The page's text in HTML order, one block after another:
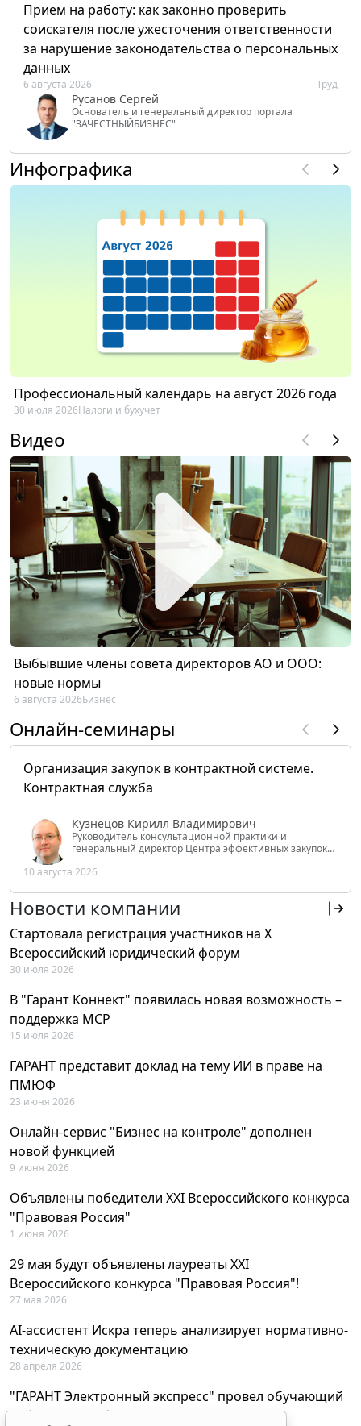
Прием на работу: как законно проверить
соискателя после ужесточения ответственности
за нарушение законодательства о персональных
данных
6 августа 2026 Труд
Русанов Сергей
Основатель и генеральный директор портала
"ЗАЧЕСТНЫЙБИЗНЕС"
Инфографика
Профессиональный календарь на август 2026 года
30 июля 2026Налоги и бухучет
Видео
Выбывшие члены совета директоров АО и ООО:
новые нормы
6 августа 2026Бизнес
Онлайн-семинары
Организация закупок в контрактной системе.
Контрактная служба
Кузнецов Кирилл Владимирович
Руководитель консультационной практики и
генеральный директор Центра эффективных закупок
РФ
10 августа 2026
Новости компании
Стартовала регистрация участников на X
Всероссийский юридический форум
30 июля 2026
В "Гарант Коннект" появилась новая возможность –
поддержка MCP
15 июля 2026
ГАРАНТ представит доклад на тему ИИ в праве на
ПМЮФ
23 июня 2026
Онлайн-сервис "Бизнес на контроле" дополнен
новой функцией
9 июня 2026
Объявлены победители XXI Всероссийского конкурса
"Правовая Россия"
1 июня 2026
29 мая будут объявлены лауреаты XXI
Всероссийского конкурса "Правовая Россия"!
27 мая 2026
AI-ассистент Искра теперь анализирует нормативно-
техническую документацию
28 апреля 2026
"ГАРАНТ Электронный экспресс" провел обучающий
вебинар по работе с AI-ассистентом Искра